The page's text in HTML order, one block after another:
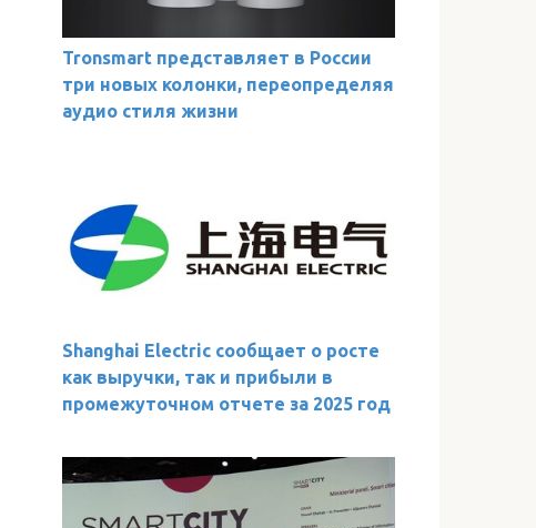
Tronsmart представляет в России
три новых колонки, переопределяя
аудио стиля жизни
Shanghai Electric сообщает о росте
как выручки, так и прибыли в
промежуточном отчете за 2025 год